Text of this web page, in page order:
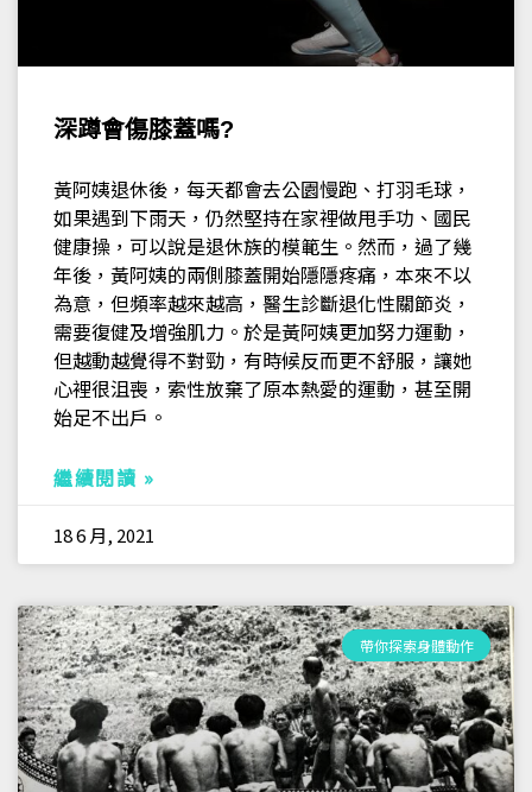
深蹲會傷膝蓋嗎?
黃阿姨退休後，每天都會去公園慢跑、打羽毛球，
如果遇到下雨天，仍然堅持在家裡做甩手功、國民
健康操，可以說是退休族的模範生。然而，過了幾
年後，黃阿姨的兩側膝蓋開始隱隱疼痛，本來不以
為意，但頻率越來越高，醫生診斷退化性關節炎，
需要復健及增強肌力。於是黃阿姨更加努力運動，
但越動越覺得不對勁，有時候反而更不舒服，讓她
心裡很沮喪，索性放棄了原本熱愛的運動，甚至開
始足不出戶。
繼續閱讀 »
18 6 月, 2021
帶你探索身體動作